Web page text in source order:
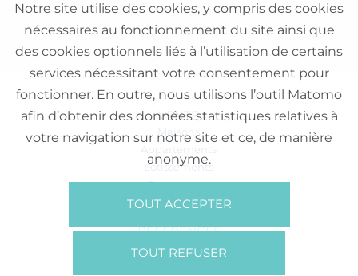
VENTE
Maisons
Appartements
Lotissements
Commerces
Bureaux
RÉFÉRENCES
SUR NOUS
Notre site utilise des cookies, y compris des cookies
nécessaires au fonctionnement du site ainsi que
des cookies optionnels liés à l’utilisation de certains
services nécessitant votre consentement pour
fonctionner. En outre, nous utilisons l’outil Matomo
afin d’obtenir des données statistiques relatives à
votre navigation sur notre site et ce, de manière
anonyme.
TOUT ACCEPTER
TOUT REFUSER